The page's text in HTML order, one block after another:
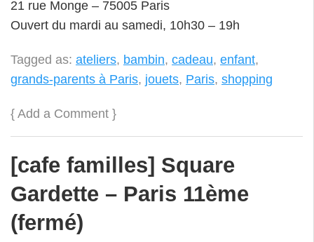
21 rue Monge – 75005 Paris
Ouvert du mardi au samedi, 10h30 – 19h
Tagged as: ateliers, bambin, cadeau, enfant,
grands-parents à Paris, jouets, Paris, shopping
{ Add a Comment }
[cafe familles] Square
Gardette – Paris 11ème
(fermé)